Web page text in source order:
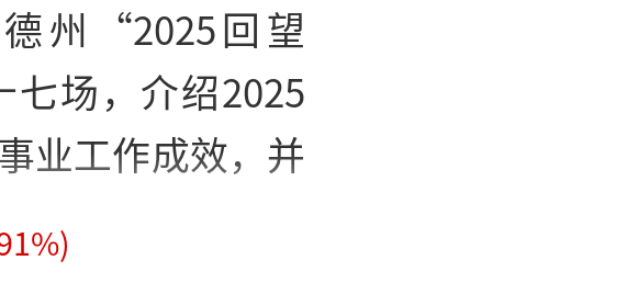
州“2025回望
场，介绍2025
业工作成效，并
%)